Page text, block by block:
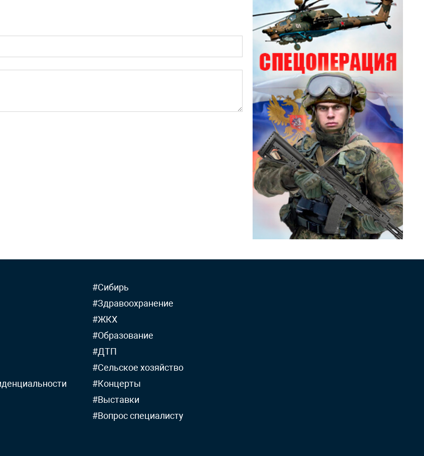
#Сибирь
#Здравоохранение
#ЖКХ
#Образование
#ДТП
#Сельское хозяйство
#Концерты
#Выставки
#Вопрос специалисту